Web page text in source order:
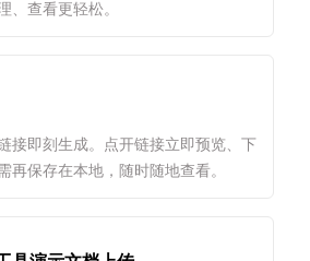
、查看更轻松。
接即刻生成。点开链接立即预览、下
再保存在本地，随时随地查看。